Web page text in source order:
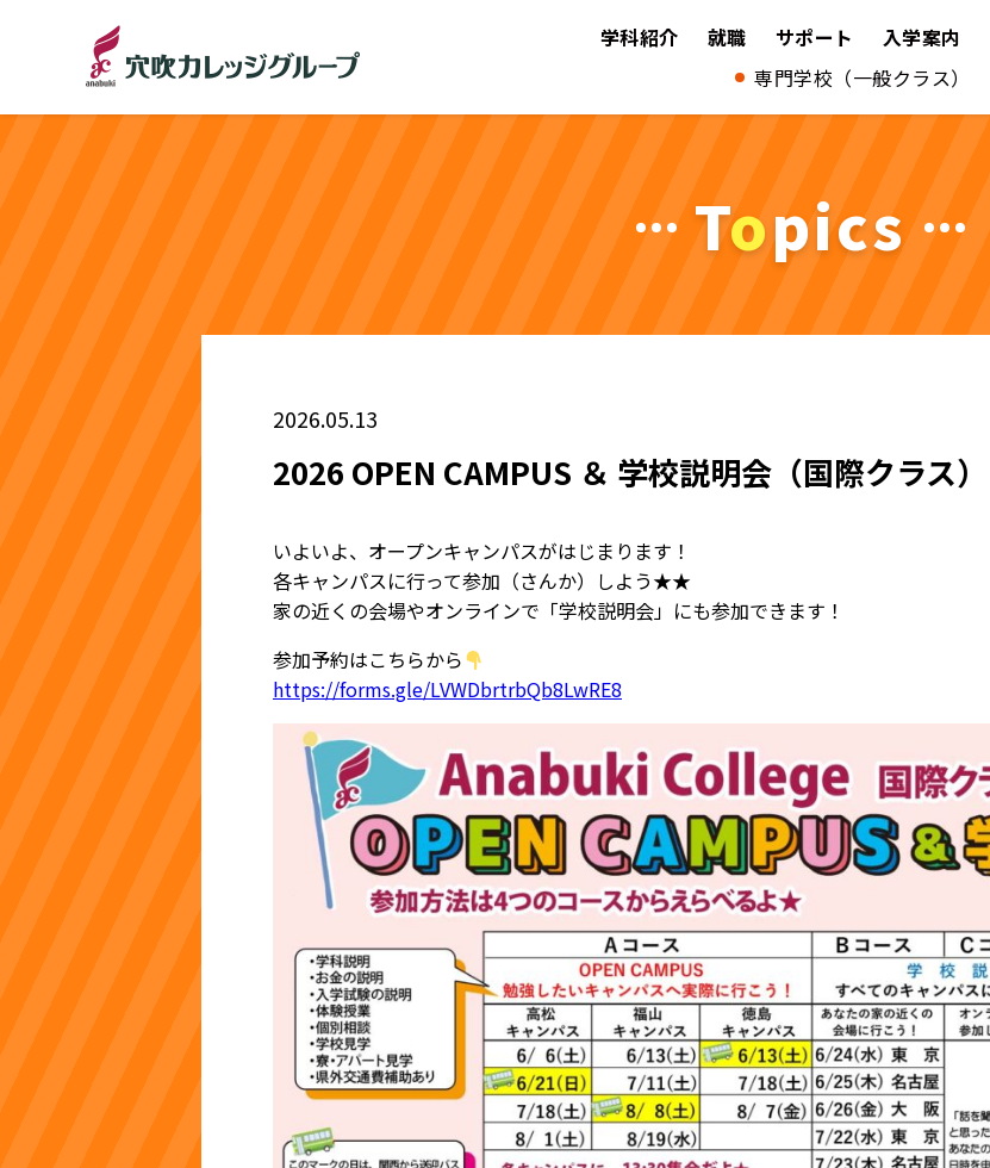
学科紹介 就職 サポート 入学案内
専門学校（一般クラス）
Topics
2026.05.13
2026 OPEN CAMPUS ＆ 学校説明会（国際クラス）
いよいよ、オープンキャンパスがはじまります！
各キャンパスに行って参加（さんか）しよう★★
家の近くの会場やオンラインで「学校説明会」にも参加できます！
参加予約はこちらから
https://forms.gle/LVWDbrtrbQb8LwRE8